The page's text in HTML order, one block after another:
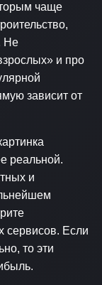
чаще
Не
и про
зависит от
реальной.
и
сервисов. Если
то эти